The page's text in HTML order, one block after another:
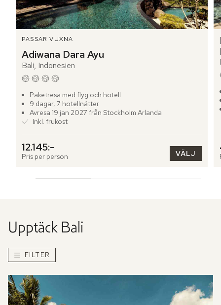
PASSAR VUXNA
Adiwana Dara Ayu
Bali, Indonesien
Paketresa med flyg och hotell
9 dagar, 7 hotellnätter
Avresa 19 jan 2027 från Stockholm Arlanda
Inkl. frukost
12.145:-
Pris per person VÄLJ
Upptäck Bali
FILTER